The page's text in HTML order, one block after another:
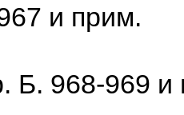
и прим.
Б. 968-969 и